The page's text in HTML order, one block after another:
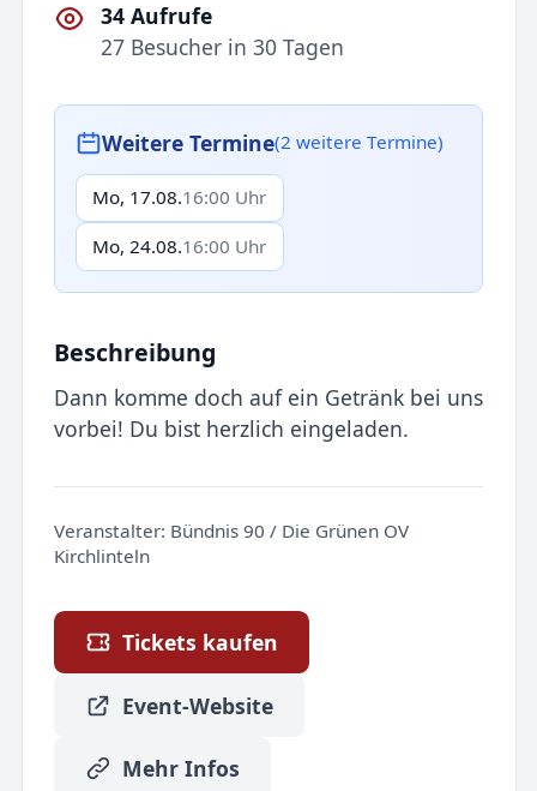
34 Aufrufe
27 Besucher in 30 Tagen
Weitere Termine(2 weitere Termine)
Mo, 17.08.16:00 Uhr
Mo, 24.08.16:00 Uhr
Beschreibung
Dann komme doch auf ein Getränk bei uns
vorbei! Du bist herzlich eingeladen.
Veranstalter: Bündnis 90 / Die Grünen OV
Kirchlinteln
Tickets kaufen
Event-Website
Mehr Infos